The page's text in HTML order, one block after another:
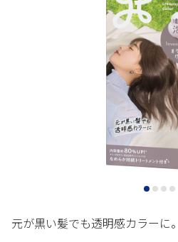
元が黒い髪でも透明感カラーに